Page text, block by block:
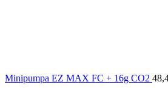
Minipumpa EZ MAX FC + 16g CO2